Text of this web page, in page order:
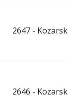
2647 -
2646 -